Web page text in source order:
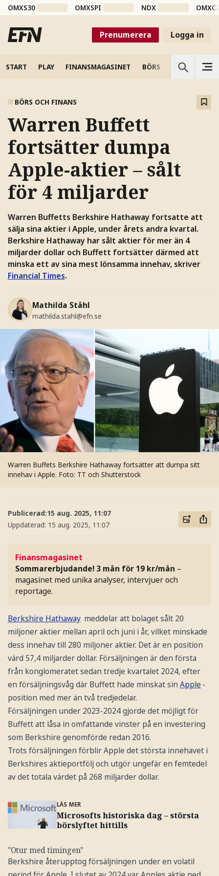
OMXS30 OMXSPI NDX
Prenumerera Logga in
START PLAY FINANSMAGASINET BÖRS VETENSKAP
BÖRS OCH FINANS
Warren Buffett
fortsätter dumpa
Apple-aktier – sålt
för 4 miljarder
Warren Buffetts Berkshire Hathaway fortsatte att
sälja sina aktier i Apple, under årets andra kvartal.
Berkshire Hathaway har sålt aktier för mer än 4
miljarder dollar och Buffett fortsätter därmed att
minska ett av sina mest lönsamma innehav, skriver
Financial Times.
Mathilda Ståhl
mathilda.stahl@efn.se
Warren Buffets Berkshire Hathaway fortsätter att dumpa sitt
innehav i Apple. Foto: TT och Shutterstock
Publicerad:15 aug. 2025, 11:07
Uppdaterad: 15 aug. 2025, 11:07
Finansmagasinet
Sommarerbjudande! 3 mån för 19 kr/mån –
magasinet med unika analyser, intervjuer och
reportage.
Berkshire Hathaway meddelar att bolaget sålt 20
miljoner aktier mellan april och juni i år, vilket minskade
dess innehav till 280 miljoner aktier. Det är en position
värd 57,4 miljarder dollar. Försäljningen är den första
från konglomeratet sedan tredje kvartalet 2024, efter
en försäljningsvåg där Buffett hade minskat sin Apple -
position med mer än två tredjedelar.
Försäljningen under 2023-2024 gjorde det möjligt för
Buffett att låsa in omfattande vinster på en investering
som Berkshire genomförde redan 2016.
Trots försäljningen förblir Apple det största innehavet i
Berkshires aktieportfölj och utgör ungefär en femtedel
av det totala värdet på 268 miljarder dollar.
LÄS MER
Microsofts historiska dag – största
börslyftet hittills
"Otur med timingen"
Berkshire återupptog försäljningen under en volatil